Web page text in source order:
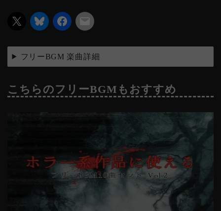
フリーBGM 楽曲詳細
こちらのフリーBGMもおすすめ